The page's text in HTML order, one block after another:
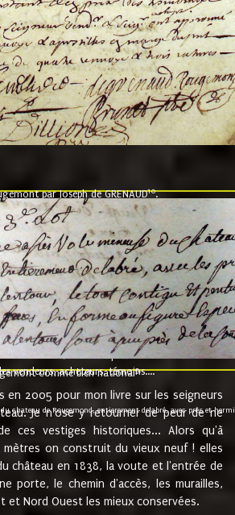
par Joseph de GRENAUD10.
treze le ving neuvième jour du mois de
Claude Guillaume de Moyriat chevalier baron
et irrevocablement a monseigneur monsieur
roy au parlement de Bourgogne, present et
de la Vellière a sur ses hommes, indivisables et
comme le dit seigneur Baron et ses
des terriers, etc... au prix de 880 livre louis
vendeurs, acheteurs, témoins....
comme bien national9.
chateau de Rougemond, entierement delabré, avec près et
en 2005 pour mon livre sur les seigneurs
Je n'ose y retourner de peur de ne
ces vestiges historiques... Alors qu'à
mètres on construit du vieux neuf ! elles
château en 1838, la voute et l'entrée de
porte, le chemin d'accès, les murailles,
et Nord Ouest les mieux conservées.